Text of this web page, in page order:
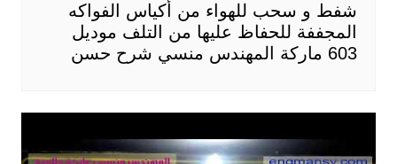
شفط و سحب للهواء من أكياس الفواكه
المجففة للحفاظ عليها من التلف موديل
603 ماركة المهندس منسي شرح حسن